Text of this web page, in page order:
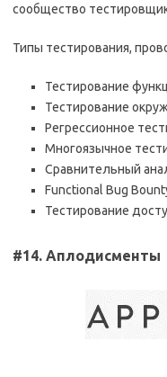
сообщество
Типы тестирования,
Тестирование
Тестирование
Регрессионное
Многоязычное
Сравнительный
Functional Bug
Тестирование
#14. Аплодисменты